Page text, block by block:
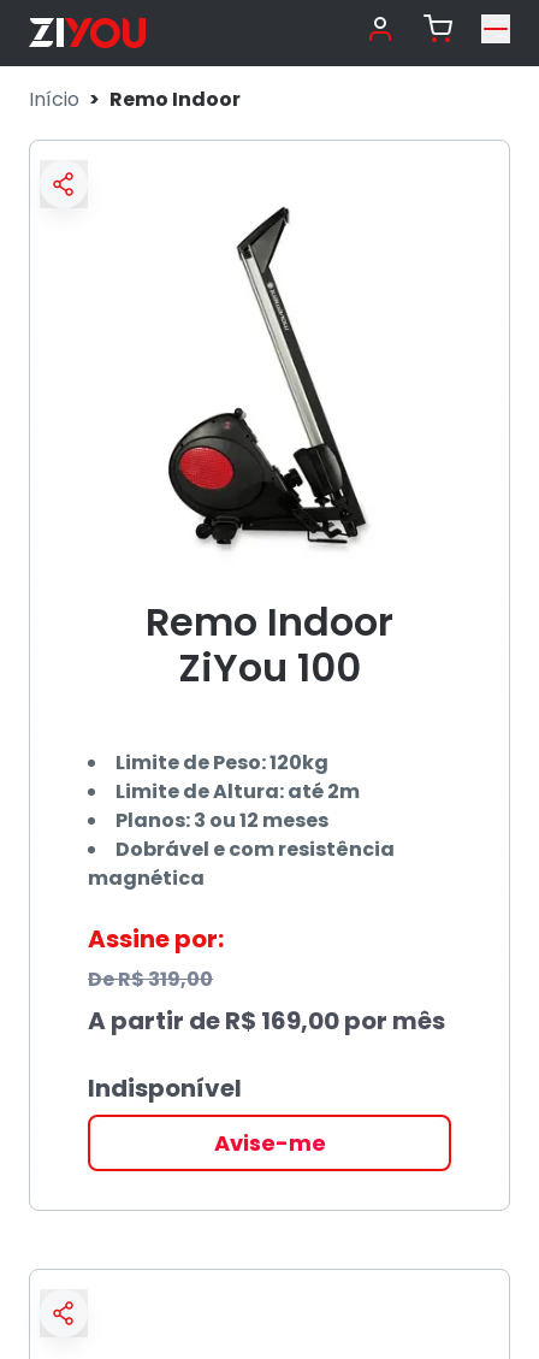
Início Remo Indoor
Remo Indoor
ZiYou 100
Limite de Peso: 120kg
Limite de Altura: até 2m
Planos: 3 ou 12 meses
Dobrável e com resistência
magnética
Assine por:
DeR$ 319,00
A partir deR$ 169,00por mês
Indisponível
Avise-me